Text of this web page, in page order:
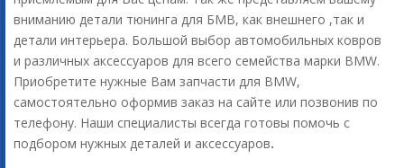
вниманию детали тюнинга для БМВ, как внешнего ,так и
детали интерьера. Большой выбор автомобильных ковров
и различных аксессуаров для всего семейства марки BMW.
Приобретите нужные Вам запчасти для BMW,
самостоятельно оформив заказ на сайте или позвонив по
телефону. Наши специалисты всегда готовы помочь с
подбором нужных деталей и аксессуаров.